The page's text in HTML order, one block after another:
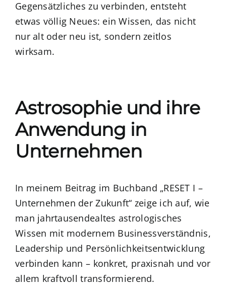
Gegensätzliches zu verbinden, entsteht
etwas völlig Neues: ein Wissen, das nicht
nur alt oder neu ist, sondern zeitlos
wirksam.
Astrosophie und ihre
Anwendung in
Unternehmen
In meinem Beitrag im Buchband „RESET I –
Unternehmen der Zukunft“ zeige ich auf, wie
man jahrtausendealtes astrologisches
Wissen mit modernem Businessverständnis,
Leadership und Persönlichkeitsentwicklung
verbinden kann – konkret, praxisnah und vor
allem kraftvoll transformierend.